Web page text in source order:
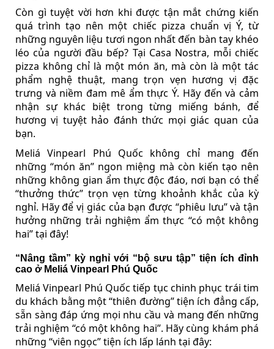
Còn gì tuyệt vời hơn khi được tận mắt chứng kiến
quá trình tạo nên một chiếc pizza chuẩn vị Ý, từ
những nguyên liệu tươi ngon nhất đến bàn tay khéo
léo của người đầu bếp? Tại Casa Nostra, mỗi chiếc
pizza không chỉ là một món ăn, mà còn là một tác
phẩm nghệ thuật, mang trọn vẹn hương vị đặc
trưng và niềm đam mê ẩm thực Ý. Hãy đến và cảm
nhận sự khác biệt trong từng miếng bánh, để
hương vị tuyệt hảo đánh thức mọi giác quan của
bạn.
Meliá Vinpearl Phú Quốc không chỉ mang đến
những “món ăn” ngon miệng mà còn kiến tạo nên
những không gian ẩm thực độc đáo, nơi bạn có thể
“thưởng thức” trọn vẹn từng khoảnh khắc của kỳ
nghỉ. Hãy để vị giác của bạn được “phiêu lưu” và tận
hưởng những trải nghiệm ẩm thực “có một không
hai” tại đây!
“Nâng tầm” kỳ nghỉ với “bộ sưu tập” tiện ích đỉnh
cao ở Meliá Vinpearl Phú Quốc
Meliá Vinpearl Phú Quốc tiếp tục chinh phục trái tim
du khách bằng một “thiên đường” tiện ích đẳng cấp,
sẵn sàng đáp ứng mọi nhu cầu và mang đến những
trải nghiệm “có một không hai”. Hãy cùng khám phá
những “viên ngọc” tiện ích lấp lánh tại đây: